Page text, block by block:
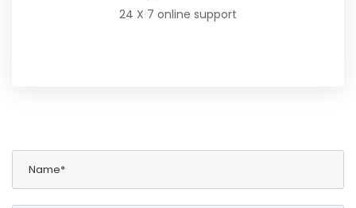
24 X 7 online support